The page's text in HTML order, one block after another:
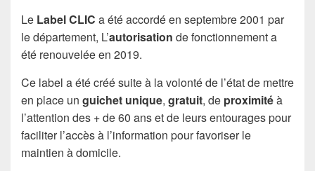
Le Label CLIC a été accordé en septembre 2001 par
le département, L’autorisation de fonctionnement a
été renouvelée en 2019.
Ce label a été créé suite à la volonté de l’état de mettre
en place un guichet unique, gratuit, de proximitéà
l’attention des + de 60 ans et de leurs entourages pour
faciliter l’accès à l’information pour favoriser le
maintien à domicile.